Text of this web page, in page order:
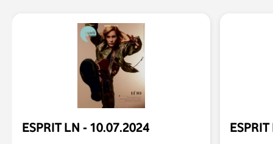
ESPRIT LN - 10.07.2024